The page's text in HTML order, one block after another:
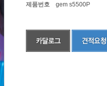
제품번호 gem s5500P